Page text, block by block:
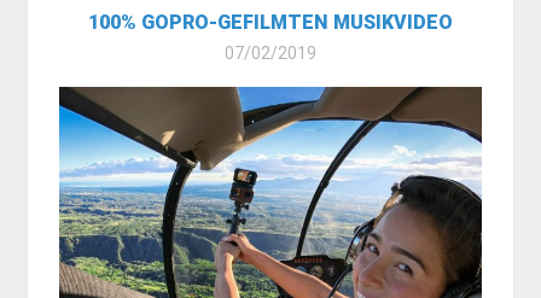
100% GOPRO-GEFILMTEN MUSIKVIDEO
07/02/2019